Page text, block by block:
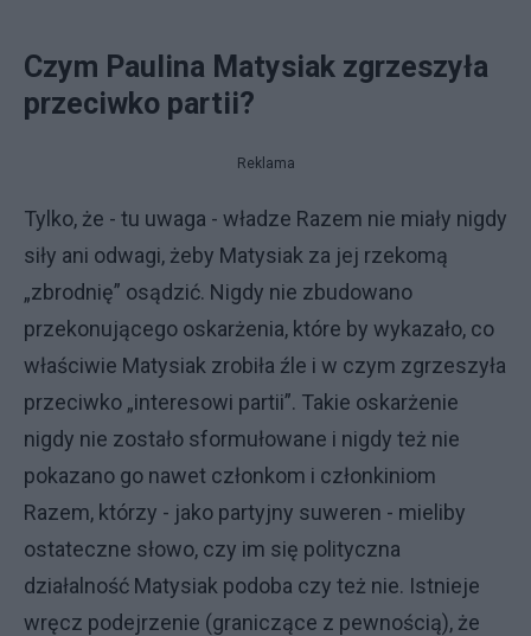
Czym Paulina Matysiak zgrzeszyła
przeciwko partii?
Reklama
Tylko, że - tu uwaga - władze Razem nie miały nigdy
siły ani odwagi, żeby Matysiak za jej rzekomą
„zbrodnię” osądzić. Nigdy nie zbudowano
przekonującego oskarżenia, które by wykazało, co
właściwie Matysiak zrobiła źle i w czym zgrzeszyła
przeciwko „interesowi partii”. Takie oskarżenie
nigdy nie zostało sformułowane i nigdy też nie
pokazano go nawet członkom i członkiniom
Razem, którzy - jako partyjny suweren - mieliby
ostateczne słowo, czy im się polityczna
działalność Matysiak podoba czy też nie. Istnieje
wręcz podejrzenie (graniczące z pewnością), że